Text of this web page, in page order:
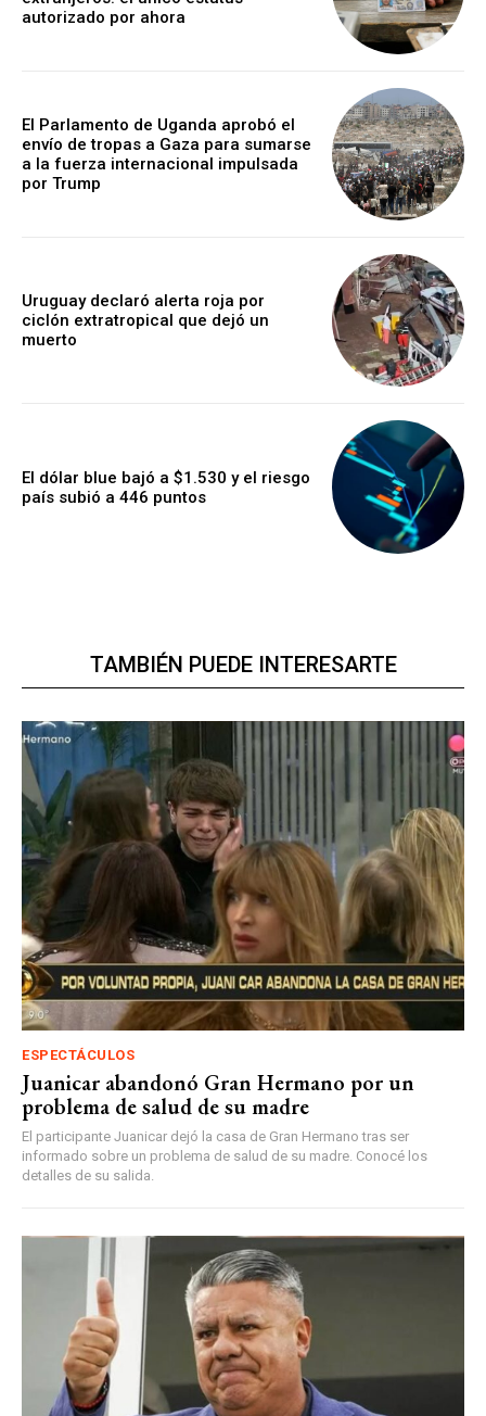
autorizado por ahora
El Parlamento de Uganda aprobó el
envío de tropas a Gaza para sumarse
a la fuerza internacional impulsada
por Trump
Uruguay declaró alerta roja por
ciclón extratropical que dejó un
muerto
El dólar blue bajó a $1.530 y el riesgo
país subió a 446 puntos
TAMBIÉN PUEDE INTERESARTE
ESPECTÁCULOS
Juanicar abandonó Gran Hermano por un
problema de salud de su madre
El participante Juanicar dejó la casa de Gran Hermano tras ser
informado sobre un problema de salud de su madre. Conocé los
detalles de su salida.